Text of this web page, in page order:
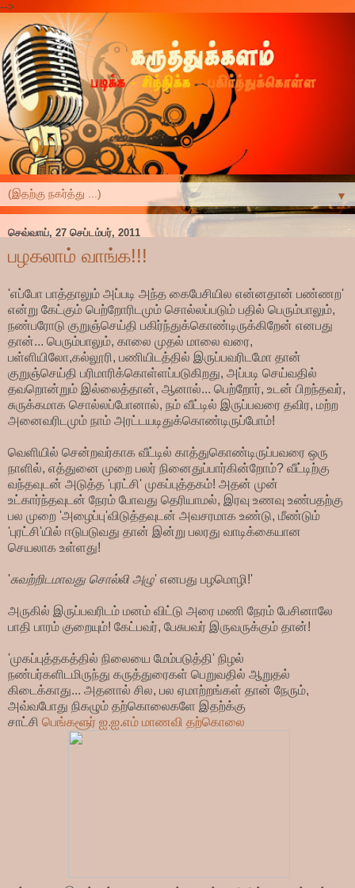
-->
▼
செவ்வாய், 27 செப்டம்பர், 2011
பழகலாம் வாங்க!!!
'எப்போ பாத்தாலும் அப்படி அந்த கைபேசியில என்னதான் பண்ணற'
என்று கேட்கும் பெற்றோரிடமும் சொல்லப்படும் பதில் பெரும்பாலும்,
நண்பரோடு குறுஞ்செய்தி பகிர்ந்துக்கொண்டிருக்கிறேன் எனபது
தான்... பெரும்பாலும், காலை முதல் மாலை வரை,
பள்ளியிலோ,கல்லூரி, பணியிடத்தில் இருப்பவரிடமோ தான்
குறுஞ்செய்தி பரிமாரிக்கொள்ளப்படுகிறது, அப்படி செய்வதில்
தவறொன்றும் இல்லைத்தான், ஆனால்... பெற்றோர், உடன் பிறந்தவர்,
சுருக்கமாக சொல்லப்போனால், நம் வீட்டில் இருப்பவரை தவிர, மற்ற
அனைவரிடமும் நாம் அரட்டயடிதுக்கொண்டிருப்போம்!
வெளியில் சென்றவர்காக வீட்டில் காத்துகொண்டிருப்பவரை ஒரு
நாளில், எத்துனை முறை பலர் நினைதுப்பார்கின்றோம்? வீட்டிற்கு
வந்தவுடன் அடுத்த 'புரட்சி' முகப்புத்தகம்! அதன் முன்
உட்கார்ந்தவுடன் நேரம் போவது தெரியாமல், இரவு உணவு உண்பதற்கு
பல முறை 'அழைப்பு'விடுத்தவுடன் அவசரமாக உண்டு, மீண்டும்
'புரட்சி'யில் ஈடுபடுவது தான் இன்று பலரது வாடிக்கையான
செயலாக உள்ளது!
'சுவற்றிடமாவது சொல்லி அழு' எனபது பழமொழி!'
அருகில் இருப்பவரிடம் மனம் விட்டு அரை மணி நேரம் பேசினாலே
பாதி பாரம் குறையும்! கேட்பவர், பேசுபவர் இருவருக்கும் தான்!
'முகப்புத்தகத்தில் நிலையை மேம்படுத்தி' நிழல்
நண்பர்களிடமிருந்து கருத்துரைகள் பெறுவதில் ஆறுதல்
கிடைக்காது... அதனால் சில, பல ஏமாற்றங்கள் தான் நேரும்,
அவ்வபோது நிகழும் தற்கொலைகளே இதற்க்கு
சாட்சி பெங்களூர் ஐ.ஐ.எம் மாணவி தற்கொலை